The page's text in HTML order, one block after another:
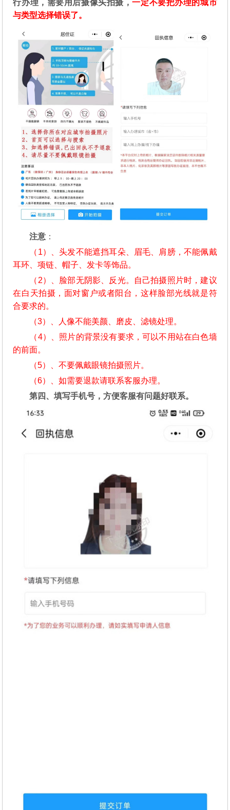
行办理，需要用后摄像头拍摄，一定不要把办理的城市
与类型选择错误了。
注意 ：
（1）、头发不能遮挡耳朵、眉毛、肩膀，不能佩戴
耳环、项链、帽子、发卡等饰品。
（2）、脸部无阴影、反光。自己拍摄照片时，建议
在白天拍摄，面对窗户或者阳台，这样脸部光线就是符
合要求的。
（3）、人像不能美颜、磨皮、滤镜处理。
（4）、照片的背景没有要求，可以不用站在白色墙
的前面。
（5）、不要佩戴眼镜拍摄照片。
（6）、如需要退款请联系客服办理。
第四、填写手机号，方便客服有问题好联系。